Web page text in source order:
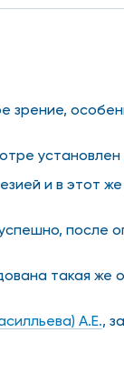
зрение,
и в этот
после
такая же
А.Е.,